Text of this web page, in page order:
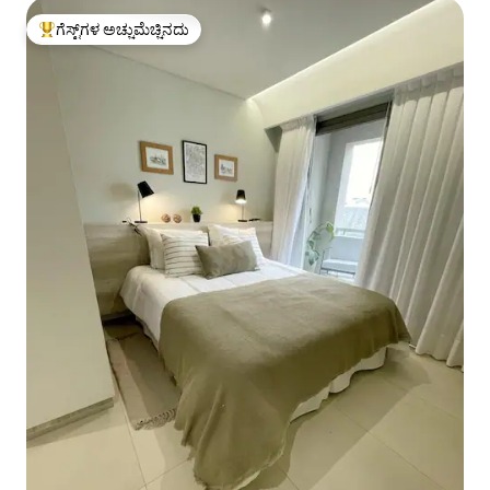
ಗೆಸ್ಟ್‌ಗಳಿಗೆ ಅತಿ ಹೆಚ್ಚು ಅಚ್ಚುಮೆಚ್ಚಿನದು
ಗೆಸ್ಟ್‌ಗಳ ಅಚ್ಚುಮೆಚ್ಚಿನದು